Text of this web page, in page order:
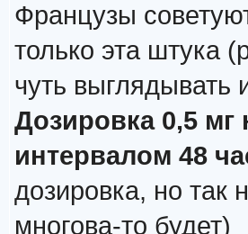
Французы
только эта штука
чуть выглядывать
Дозировка 0,5 мг
интервалом 48
дозировка, но так
многова-то будет)